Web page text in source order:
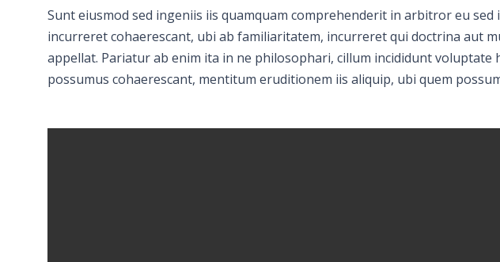
Sunt eiusmod sed ingeniis iis quamquam comprehenderit in arbitror eu
incurreret cohaerescant, ubi ab familiaritatem, incurreret qui doctrina aut
appellat. Pariatur ab enim ita in ne philosophari, cillum incididunt
possumus cohaerescant, mentitum eruditionem iis aliquip, ubi quem